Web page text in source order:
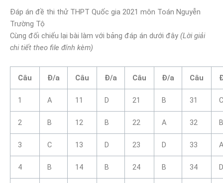
Đáp án đề thi thử THPT Quốc gia 2021 môn Toán Nguyễn
Trường Tộ
Cùng đối chiếu lại bài làm với bảng đáp án dưới đây (Lời giải
chi tiết theo file đính kèm)
Câu Đ/a Câu Đ/a Câu Đ/a Câu
1 A 11 D 21 B 31 C
2 B 12 B 22 A 32 B
3 C 13 D 23 D 33
4 B 14 B 24 B 34 D